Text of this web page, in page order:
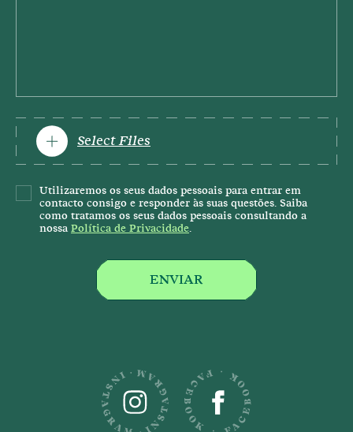
Select Files
Utilizaremos os seus dados pessoais para entrar em
contacto consigo e responder às suas questões. Saiba
como tratamos os seus dados pessoais consultando a
nossa Política de Privacidade.